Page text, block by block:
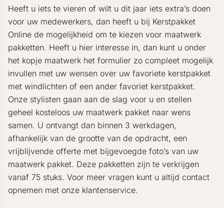
Heeft u iets te vieren of wilt u dit jaar iets extra’s doen
voor uw medewerkers, dan heeft u bij Kerstpakket
Online de mogelijkheid om te kiezen voor maatwerk
pakketten. Heeft u hier interesse in, dan kunt u onder
het kopje maatwerk het formulier zo compleet mogelijk
invullen met uw wensen over uw favoriete kerstpakket
met windlichten of een ander favoriet kerstpakket.
Onze stylisten gaan aan de slag voor u en stellen
geheel kosteloos uw maatwerk pakket naar wens
samen. U ontvangt dan binnen 3 werkdagen,
afhankelijk van de grootte van de opdracht, een
vrijblijvende offerte met bijgevoegde foto’s van uw
maatwerk pakket. Deze pakketten zijn te verkrijgen
vanaf 75 stuks. Voor meer vragen kunt u altijd contact
opnemen met onze klantenservice.